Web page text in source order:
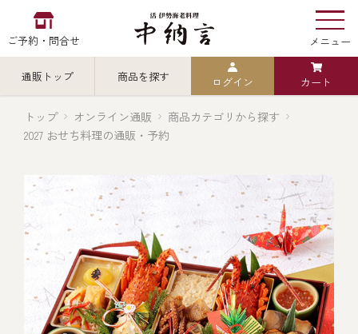
ご予約・問合せ メニュー
中納言の お食い初め
中納言の伊勢海老
用途・シーン
レストラン
通販トップ 商品を探す
カテゴリから探す 全ての商品を見る
伊勢海老
全ての商品を見る
ごちそう重
ログイン カート
トップ オンライン通販
商品カテゴリから探す
2027 おせち料理の通販・予約